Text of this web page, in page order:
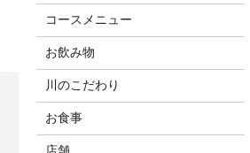
コースメニュー
お飲み物
川のこだわり
お食事